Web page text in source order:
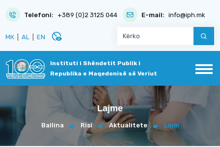
Telefoni: +389 (0)2 3125 044 E-mail: info@iph.mk
МК AL EN disabled_visible
Instituti i Shëndetit Publik i
Republika e Maqedonisë së Veriut
Lajme
Ballina Risi Aktualitete Lajm